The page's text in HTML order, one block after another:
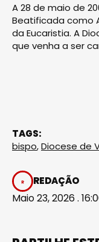
A 28 de maio de
Beatificada como
da Eucaristia. A
que venha a ser
TAGS:
bispo,Diocese de
REDAÇÃO
Maio 23, 2026 .